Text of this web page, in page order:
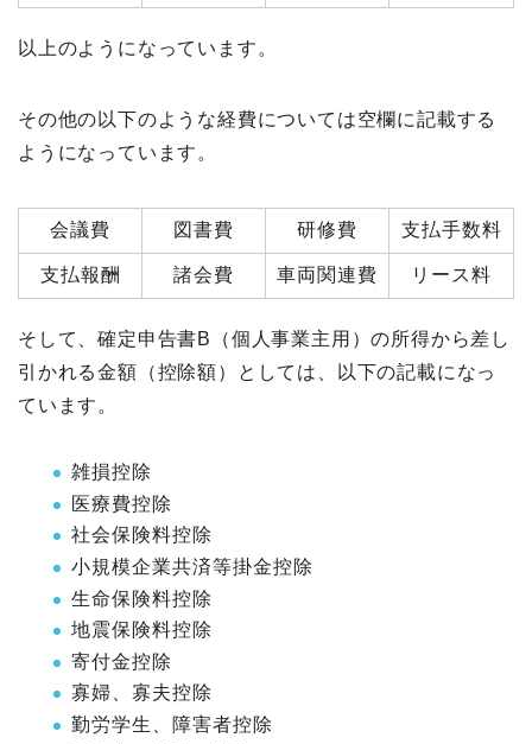
以上のようになっています。
その他の以下のような経費については空欄に記載する
ようになっています。
会議費 図書費 研修費 支払手数料
支払報酬 諸会費 車両関連費 リース料
そして、確定申告書B（個人事業主用）の所得から差し
引かれる金額（控除額）としては、以下の記載になっ
ています。
雑損控除
医療費控除
社会保険料控除
小規模企業共済等掛金控除
生命保険料控除
地震保険料控除
寄付金控除
寡婦、寡夫控除
勤労学生、障害者控除